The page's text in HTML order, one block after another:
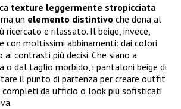
texture leggermente stropicciata
, ma un elemento distintivo che dona al
ricercato e rilassato. Il beige, invece,
con moltissimi abbinamenti: dai colori
contrasti più decisi. Che siano a
o dal taglio morbido, i pantaloni beige di
il punto di partenza per creare outfit
completi da ufficio o look più sofisticati